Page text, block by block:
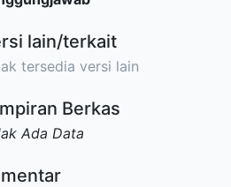
lain/terkait
tersedia versi lain
Berkas
Ada Data